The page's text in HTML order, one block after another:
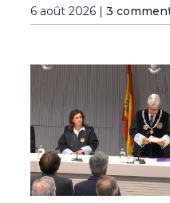
6 août 2026 | 3